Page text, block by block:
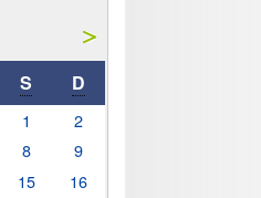
S D
1
2
8
9
15
16